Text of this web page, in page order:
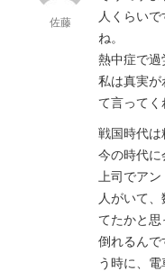
佐藤
人くらい
ね。
熱中症で過
私は真実が
て言ってく
戦国時代は
今の時代に
上司でア
人がいて
てたかと
倒れるん
う時に、